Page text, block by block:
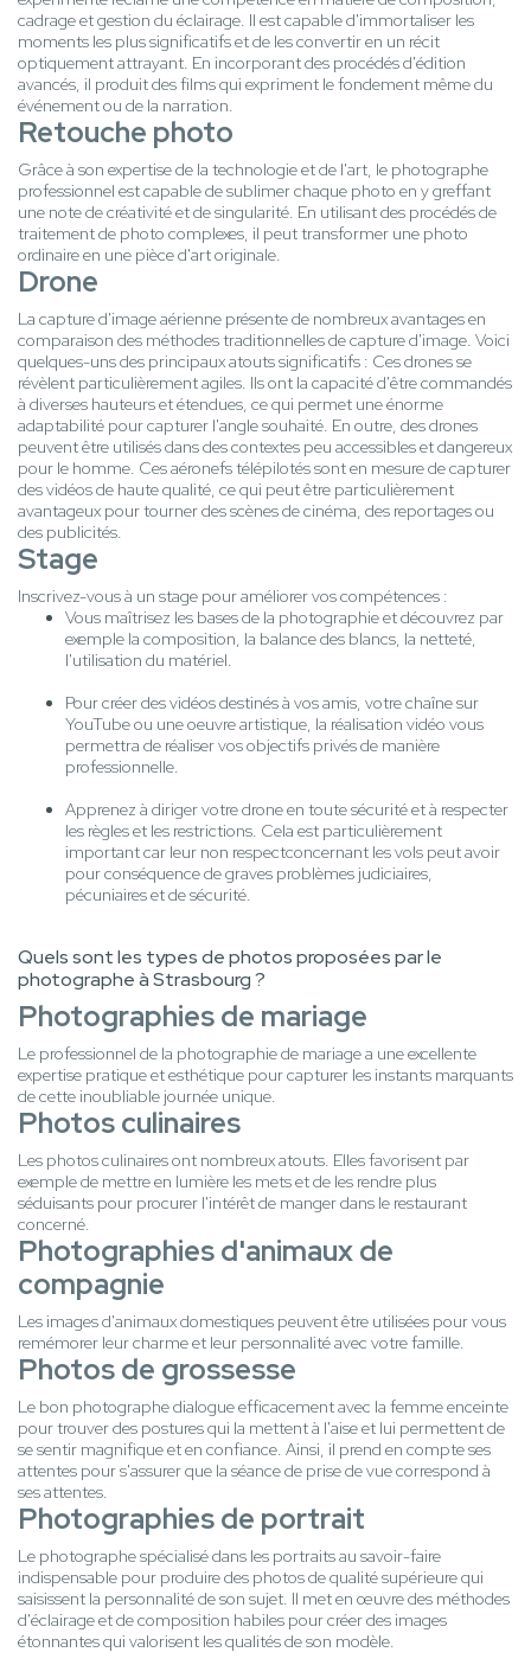
cadrage et gestion du éclairage. Il est capable d'immortaliser les
moments les plus significatifs et de les convertir en un récit
optiquement attrayant. En incorporant des procédés d'édition
avancés, il produit des films qui expriment le fondement même du
événement ou de la narration.
Retouche photo
Grâce à son expertise de la technologie et de l'art, le photographe
professionnel est capable de sublimer chaque photo en y greffant
une note de créativité et de singularité. En utilisant des procédés de
traitement de photo complexes, il peut transformer une photo
ordinaire en une pièce d'art originale.
Drone
La capture d'image aérienne présente de nombreux avantages en
comparaison des méthodes traditionnelles de capture d'image. Voici
quelques-uns des principaux atouts significatifs : Ces drones se
révèlent particulièrement agiles. Ils ont la capacité d'être commandés
à diverses hauteurs et étendues, ce qui permet une énorme
adaptabilité pour capturer l'angle souhaité. En outre, des drones
peuvent être utilisés dans des contextes peu accessibles et dangereux
pour le homme. Ces aéronefs télépilotés sont en mesure de capturer
des vidéos de haute qualité, ce qui peut être particulièrement
avantageux pour tourner des scènes de cinéma, des reportages ou
des publicités.
Stage
Inscrivez-vous à un stage pour améliorer vos compétences :
Vous maîtrisez les bases de la photographie et découvrez par
exemple la composition, la balance des blancs, la netteté,
l'utilisation du matériel.
Pour créer des vidéos destinés à vos amis, votre chaîne sur
YouTube ou une oeuvre artistique, la réalisation vidéo vous
permettra de réaliser vos objectifs privés de manière
professionnelle.
Apprenez à diriger votre drone en toute sécurité et à respecter
les règles et les restrictions. Cela est particulièrement
important car leur non respectconcernant les vols peut avoir
pour conséquence de graves problèmes judiciaires,
pécuniaires et de sécurité.
Quels sont les types de photos proposées par le
photographe à Strasbourg ?
Photographies de mariage
Le professionnel de la photographie de mariage a une excellente
expertise pratique et esthétique pour capturer les instants marquants
de cette inoubliable journée unique.
Photos culinaires
Les photos culinaires ont nombreux atouts. Elles favorisent par
exemple de mettre en lumière les mets et de les rendre plus
séduisants pour procurer l'intérêt de manger dans le restaurant
concerné.
Photographies d'animaux de
compagnie
Les images d'animaux domestiques peuvent être utilisées pour vous
remémorer leur charme et leur personnalité avec votre famille.
Photos de grossesse
Le bon photographe dialogue efficacement avec la femme enceinte
pour trouver des postures qui la mettent à l'aise et lui permettent de
se sentir magnifique et en confiance. Ainsi, il prend en compte ses
attentes pour s'assurer que la séance de prise de vue correspond à
ses attentes.
Photographies de portrait
Le photographe spécialisé dans les portraits au savoir-faire
indispensable pour produire des photos de qualité supérieure qui
saisissent la personnalité de son sujet. Il met en œuvre des méthodes
d'éclairage et de composition habiles pour créer des images
étonnantes qui valorisent les qualités de son modèle.